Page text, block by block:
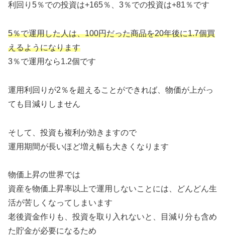
利回り5％での投資は+165％、3％での投資は+81％です
5％で運用した人は、100円だった商品を20年後に1.7個買
えるようになります
3％で運用なら1.2個です
運用利回りが2％を超えることができれば、物価が上がっ
ても目減りしません
そして、投資も複利が効きますので
運用期間が長いほど増え幅も大きくなります
物価上昇の世界では
資産を物価上昇率以上で運用しないことには、どんどん生
活が苦しくなってしまいます
老後資金作りも、投資を取り入れないと、目減り分も含め
た貯金が必要になるため